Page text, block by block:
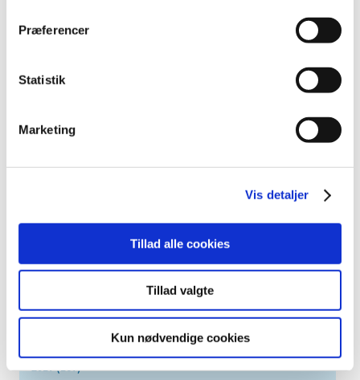
Præferencer
Statistik
Marketing
Vis detaljer
Tillad alle cookies
Tillad valgte
Kun nødvendige cookies
Lægemiddelstyrelsen har besluttet, at Fiasp skal have
2026 (84)
2019 (159)
2017 (167)